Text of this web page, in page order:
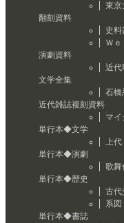
東京
翻刻資料
史
Ｗ
演劇資料
近代
文学全集
石橋
近代雑誌複刻資料
マ
単行本◆文学
上代
単行本◆演劇
歌舞
単行本◆歴史
古代
系図
単行本◆書誌